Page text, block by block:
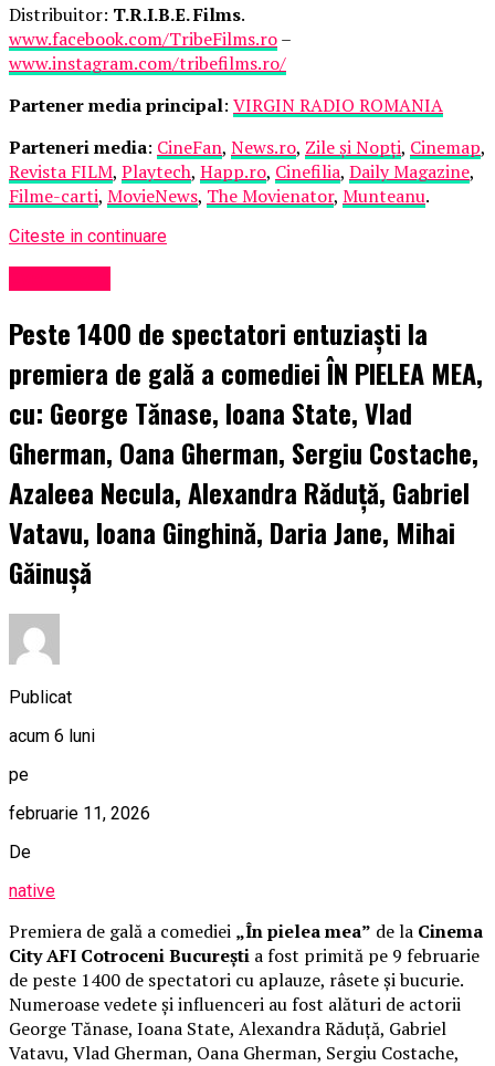
Distribuitor: T.R.I.B.E. Films.
www.facebook.com/TribeFilms.ro–
www.instagram.com/tribefilms.ro/
Partener media principal: VIRGIN RADIO ROMANIA
Parteneri media: CineFan, News.ro, Zile și Nopți, Cinemap,
Revista FILM, Playtech, Happ.ro, Cinefilia, Daily Magazine,
Filme-carti, MovieNews, The Movienator, Munteanu.
Citeste in continuare
Peste 1400 de spectatori entuziaști la
premiera de gală a comediei ÎN PIELEA MEA,
cu: George Tănase, Ioana State, Vlad
Gherman, Oana Gherman, Sergiu Costache,
Azaleea Necula, Alexandra Răduță, Gabriel
Vatavu, Ioana Ginghină, Daria Jane, Mihai
Găinușă
Publicat
acum 6 luni
pe
februarie 11, 2026
De
native
Premiera de gală a comediei „În pielea mea” de la Cinema
City AFI Cotroceni București a fost primită pe 9 februarie
de peste 1400 de spectatori cu aplauze, râsete și bucurie.
Numeroase vedete și influenceri au fost alături de actorii
George Tănase, Ioana State, Alexandra Răduță, Gabriel
Vatavu, Vlad Gherman, Oana Gherman, Sergiu Costache,